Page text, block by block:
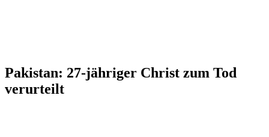
Pakistan: 27-jähriger Christ zum Tod
verurteilt